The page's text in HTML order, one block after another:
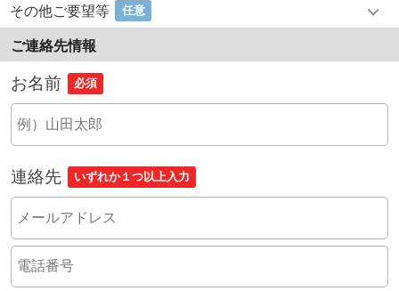
その他ご要望等 任意
ご連絡先情報
お名前 必須
連絡先 いずれか１つ以上入力